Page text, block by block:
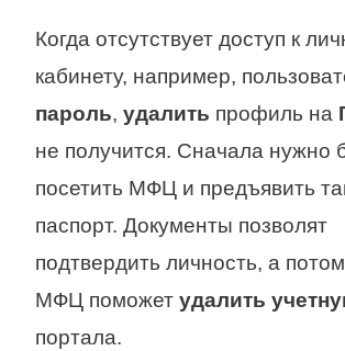
Когда отсутствует доступ к
кабинету, например,
пароль, удалить профиль на
не получится. Сначала нужно
посетить МФЦ и предъявить
паспорт. Документы позволят
подтвердить личность, а
МФЦ поможет удалить
портала.